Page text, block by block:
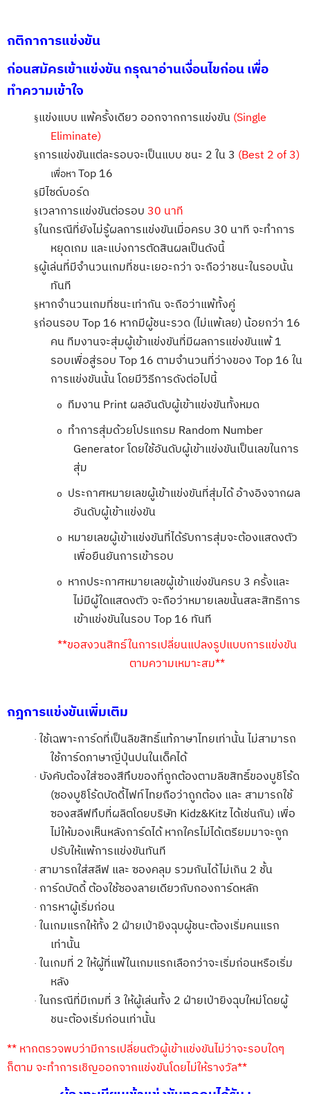
กติกาการแข่งขัน
ก่อนสมัครเข้าแข่งขัน กรุณาอ่านเงื่อนไขก่อน เพื่อ
ทำความเข้าใจ
§แข่งแบบ แพ้ครั้งเดียว ออกจากการแข่งขัน(Single
Eliminate)
§การแข่งขันแต่ละรอบจะเป็นแบบ ชนะ 2ใน3 (Best 2 of 3)
เพื่อหาTop16
§มีไซด์บอร์ด
§เวลาการแข่งขันต่อรอบ30 นาที
§ในกรณีที่ยังไม่รู้ผลการแข่งขันเมื่อครบ30 นาที จะทำการ
หยุดเกม และแบ่งการตัดสินผลเป็นดังนี้
§ผู้เล่นที่มีจำนวนเกมที่ชนะเยอะกว่า จะถือว่าชนะในรอบนั้น
ทันที
§หากจำนวนเกมที่ชนะเท่ากัน จะถือว่าแพ้ทั้งคู่
§ก่อนรอบTop16 หากมีผู้ชนะรวด (ไม่แพ้เลย) น้อยกว่า 16
คน ทีมงานจะสุ่มผู้เข้าแข่งขันที่มีผลการแข่งขันแพ้ 1
รอบเพื่อสู่รอบTop16 ตามจำนวนที่ว่างของTop16 ใน
การแข่งขันนั้น โดยมีวิธีการดังต่อไปนี้
o ทีมงานPrint ผลอันดับผู้เข้าแข่งขันทั้งหมด
o ทำการสุ่มด้วยโปรแกรม Random Number
Generatorโดยใช้อันดับผู้เข้าแข่งขันเป็นเลขในการ
สุ่ม
o
ประกาศหมายเลขผู้เข้าแข่งขันที่สุ่มได้ อ้างอิงจากผล
อันดับผู้เข้าแข่งขัน
o
หมายเลขผู้เข้าแข่งขันที่ได้รับการสุ่มจะต้องแสดงตัว
เพื่อยืนยันการเข้ารอบ
o หากประกาศหมายเลขผู้เข้าแข่งขันครบ3 ครั้งและ
ไม่มีผู้ใดแสดงตัว จะถือว่าหมายเลขนั้นสละสิทธิการ
เข้าแข่งขันในรอบTop 16 ทันที
**ขอสงวนสิทธ์ในการเปลี่ยนแปลงรูปแบบการแข่งขัน
ตามความเหมาะสม**
กฎการแข่งขันเพิ่มเติม
· ใช้เฉพาะการ์ดที่เป็นลิขสิทธิ์แท้ภาษาไทยเท่านั้น ไม่สามารถ
ใช้การ์ดภาษาญี่ปุ่นปนในเด็คได้
· บังคับต้องใส่ซองสีทึบของที่ถูกต้องตามลิขสิทธิ์ของบูชิโร้ด
(ซองบูชิโร้ดบัดดี้ไฟท์ไทยถือว่าถูกต้อง และ สามารถใช้
ซองสลีฟทึบที่ผลิตโดยบริษัท Kidz&Kitzได้เช่นกัน) เพื่อ
ไม่ให้มองเห็นหลังการ์ดได้ หากใครไม่ได้เตรียมมาจะถูก
ปรับให้แพ้การแข่งขันทันที
· สามารถใส่สลีฟ และ ซองคลุม รวมกันได้ไม่เกิน2 ชั้น
· การ์ดบัดดี้ ต้องใช้ซองลายเดียวกับกองการ์ดหลัก
· การหาผู้เริ่มก่อน
· ในเกมแรกให้ทั้ง 2 ฝ่ายเป่ายิงฉุบผู้ชนะต้องเริ่มคนแรก
เท่านั้น
· ในเกมที่ 2ให้ผู้ที่แพ้ในเกมแรกเลือกว่าจะเริ่มก่อนหรือเริ่ม
หลัง
· ในกรณีที่มีเกมที่3 ให้ผู้เล่นทั้ง 2 ฝ่ายเป่ายิงฉุบใหม่โดยผู้
ชนะต้องเริ่มก่อนเท่านั้น
**หากตรวจพบว่ามีการเปลี่ยนตัวผู้เข้าแข่งขันไม่ว่าจะรอบใดๆ
ก็ตาม จะทำการเชิญออกจากแข่งขันโดยไม่ให้รางวัล**